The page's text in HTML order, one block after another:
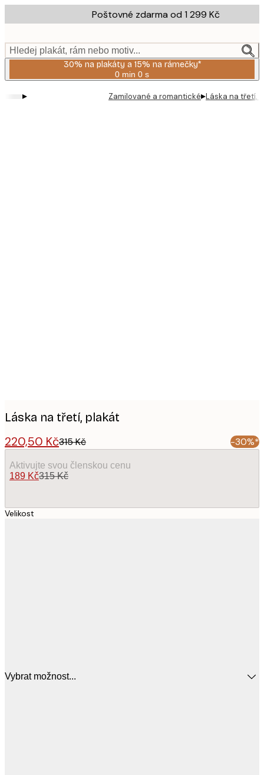
to
content.
Poštovné zdarma od 1 299 Kč
Hledej plakát, rám nebo motiv...
30% na plakáty a 15% na rámečky*
0 min 0 s
Platné
2026-
▸ Zamilované a romantické▸Láska na třetí,
Láska na třetí, plakát
220,50 Kč315 Kč -30%*
Aktivujte svou členskou cenu
189 Kč315 Kč
Velikost
Vybrat možnost...